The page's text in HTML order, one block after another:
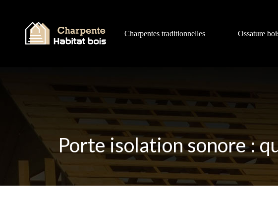
Charpentes traditionnelles Ossature
Porte isolation sonore :